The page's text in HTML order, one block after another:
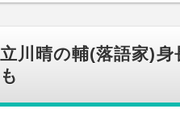
立川晴の輔(落語家)
も